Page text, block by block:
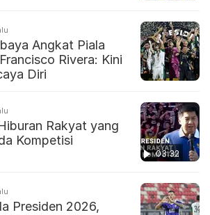
Angkat Piala
Rivera: Kini
Diri
03:32
Rakyat yang
Kompetisi
Presiden 2026,